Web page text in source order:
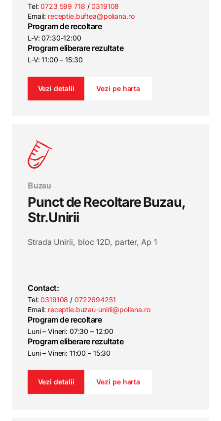
Tel:0723 599 718 /0319108
Email: receptie.buftea@poliana.ro
Program de recoltare
L-V: 07:30-12:00
Program eliberare rezultate
L-V: 11:00 – 15:30
Vezi detalii Vezi pe harta
Buzau
Punct de Recoltare Buzau,
Str.Unirii
Strada Unirii, bloc 12D, parter, Ap 1
Contact:
Tel:0319108 / 0722694251
Email: receptie.buzau-unirii@poliana.ro
Program de recoltare
Luni – Vineri: 07:30 – 12:00
Program eliberare rezultate
Luni – Vineri: 11:00 – 15:30
Vezi detalii Vezi pe harta